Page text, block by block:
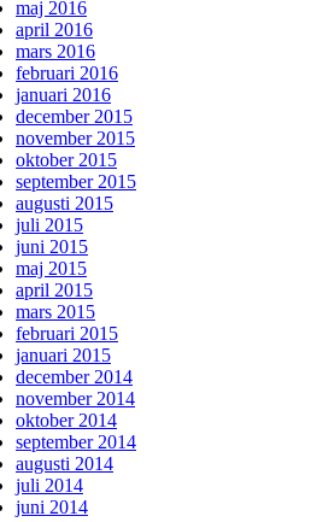
maj 2016
april 2016
mars 2016
februari 2016
januari 2016
december 2015
november 2015
oktober 2015
september 2015
augusti 2015
juli 2015
juni 2015
maj 2015
april 2015
mars 2015
februari 2015
januari 2015
december 2014
november 2014
oktober 2014
september 2014
augusti 2014
juli 2014
juni 2014